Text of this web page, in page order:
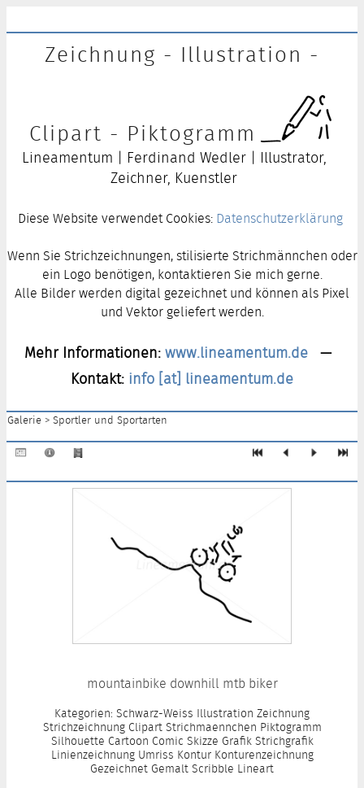
Zeichnung - Illustration -
Clipart - Piktogramm
Lineamentum | Ferdinand Wedler | Illustrator,
Zeichner, Kuenstler
Diese Website verwendet Cookies: Datenschutzerklärung
Wenn Sie Strichzeichnungen, stilisierte Strichmännchen oder
ein Logo benötigen, kontaktieren Sie mich gerne.
Alle Bilder werden digital gezeichnet und können als Pixel
und Vektor geliefert werden.
Mehr Informationen:www.lineamentum.de —
Kontakt: info [at] lineamentum.de
Galerie > Sportler und Sportarten
mountainbike downhill mtb biker
Kategorien: Schwarz-Weiss Illustration Zeichnung
Strichzeichnung Clipart Strichmaennchen Piktogramm
Silhouette Cartoon Comic Skizze Grafik Strichgrafik
Linienzeichnung Umriss Kontur Konturenzeichnung
Gezeichnet Gemalt Scribble Lineart